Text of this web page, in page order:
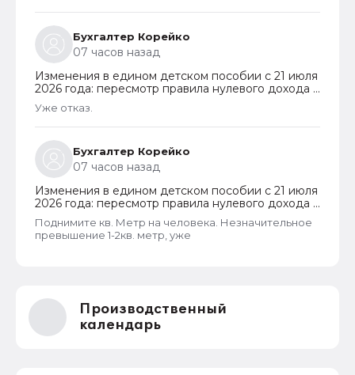
Бухгалтер Корейко
07 часов назад
Изменения в едином детском пособии с 21 июля
2026 года: пересмотр правила нулевого дохода и
новый порядок оформления пособий по месту
пребывания
Уже отказ.
Бухгалтер Корейко
07 часов назад
Изменения в едином детском пособии с 21 июля
2026 года: пересмотр правила нулевого дохода и
новый порядок оформления пособий по месту
пребывания
Поднимите кв. Метр на человека. Незначительное
превышение 1-2кв. метр, уже
Производственный
календарь